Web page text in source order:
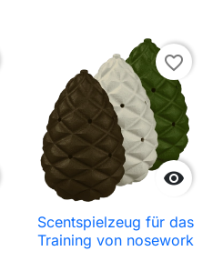

favorite_border
Scentspielzeug für das
Training von nosework